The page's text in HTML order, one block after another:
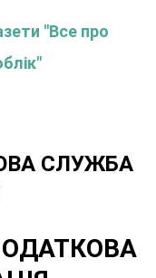
"Все про
СЛУЖБА